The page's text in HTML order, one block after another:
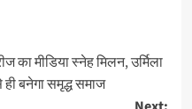
का मीडिया स्नेह मिलन, उर्मिला
ही बनेगा समृद्ध समाज